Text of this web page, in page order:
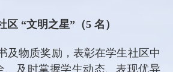
区 “文明之星”（5 名）
及物质奖励，表彰在学生社区中
、及时掌握学生动态、表现优异